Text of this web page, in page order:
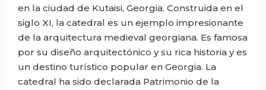
en la ciudad de Kutaisi, Georgia. Construida en el
siglo XI, la catedral es un ejemplo impresionante
de la arquitectura medieval georgiana. Es famosa
por su diseño arquitectónico y su rica historia y es
un destino turístico popular en Georgia. La
catedral ha sido declarada Patrimonio de la